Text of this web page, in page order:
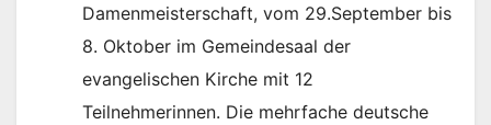
Damenmeisterschaft, vom 29.September bis
8. Oktober im Gemeindesaal der
evangelischen Kirche mit 12
Teilnehmerinnen. Die mehrfache deutsche